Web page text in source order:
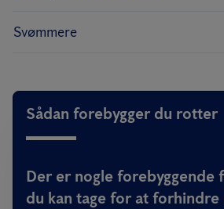
Svømmere
Sådan forebygger du rotter
Der er nogle forebyggende
du kan tage for at